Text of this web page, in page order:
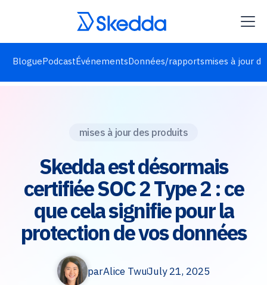
BloguePodcastÉvénementsDonnées/rapportsmises à jour
mises à jour des produits
Skedda est désormais
certifiée SOC 2 Type 2 : ce
que cela signifie pour la
protection de vos données
parAlice TwuJuly 21, 2025